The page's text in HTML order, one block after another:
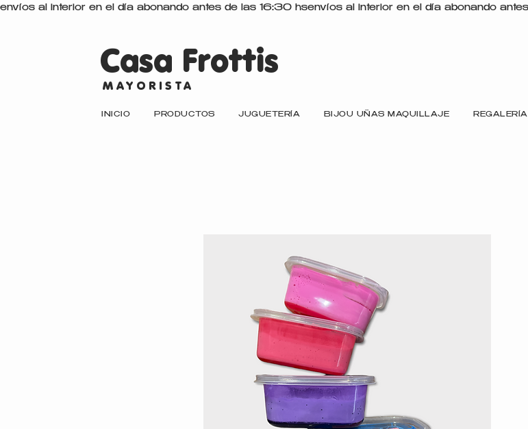
Casa Frottis
MAYORISTA
INICIO PRODUCTOS JUGUETERÍA BIJOU UÑAS MAQUILLAJE REGALERÍA
envíos al interior en el día abonando antes de las 16:30 hs